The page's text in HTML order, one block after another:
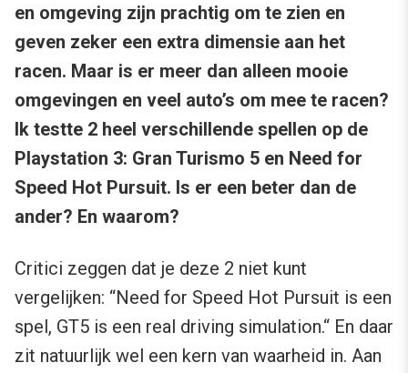
en omgeving zijn prachtig om te zien en
geven zeker een extra dimensie aan het
racen. Maar is er meer dan alleen mooie
omgevingen en veel auto’s om mee te racen?
Ik testte 2 heel verschillende spellen op de
Playstation 3: Gran Turismo 5 en Need for
Speed Hot Pursuit. Is er een beter dan de
ander? En waarom?
Critici zeggen dat je deze 2 niet kunt
vergelijken: “Need for Speed Hot Pursuit is een
spel, GT5 is een real driving simulation.“ En daar
zit natuurlijk wel een kern van waarheid in. Aan